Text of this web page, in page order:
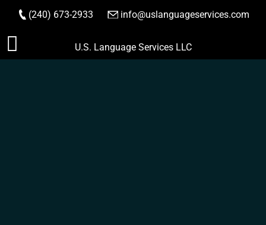
Saltar
(240) 673-2933 info@uslanguageservices.com
HACER PEDIDO
U.S. Language Services LLC